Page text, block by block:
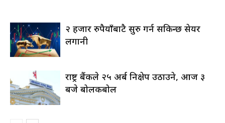
२ हजार रुपैयाँबाटै सुरु गर्न सकिन्छ सेयर
लगानी
राष्ट्र बैंकले २५ अर्ब निक्षेप उठाउने, आज ३
बजे बोलकबोल